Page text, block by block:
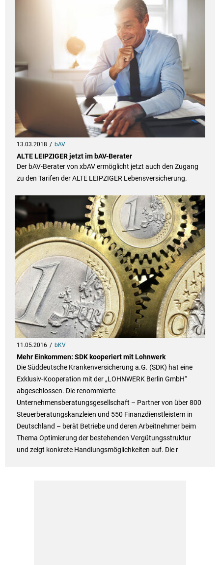
13.03.2018 bAV
ALTE LEIPZIGER jetzt im bAV-Berater
Der bAV-Berater von xbAV ermöglicht jetzt auch den Zugang
zu den Tarifen der ALTE LEIPZIGER Lebensversicherung.
11.05.2016 bKV
Mehr Einkommen: SDK kooperiert mit Lohnwerk
Die Süddeutsche Krankenversicherung a.G. (SDK) hat eine
Exklusiv-Kooperation mit der „LOHNWERK Berlin GmbH“
abgeschlossen. Die renommierte
Unternehmensberatungsgesellschaft – Partner von über 800
Steuerberatungskanzleien und 550 Finanzdienstleistern in
Deutschland – berät Betriebe und deren Arbeitnehmer beim
Thema Optimierung der bestehenden Vergütungsstruktur
und zeigt konkrete Handlungsmöglichkeiten auf. Die r